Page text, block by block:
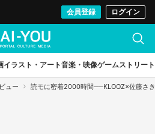
会員登録 ログイン
イラスト・アート音楽・映像ゲームストリート
ュー 読モに密着2000時間──KLOOZ×佐藤さ